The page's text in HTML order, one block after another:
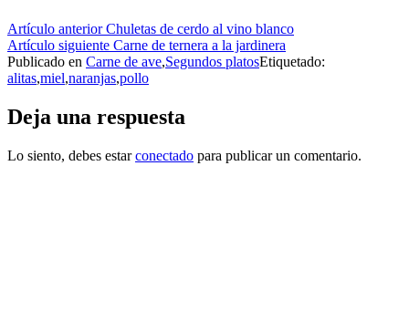
Seguir
leyendo
Artículo anteriorChuletas de cerdo al vino blanco
Artículo siguiente Carne de ternera a la jardinera
Publicado en Carne de ave,Segundos platosEtiquetado:
alitas,miel,naranjas,pollo
Deja una respuesta
Lo siento, debes estarconectado para publicar un comentario.